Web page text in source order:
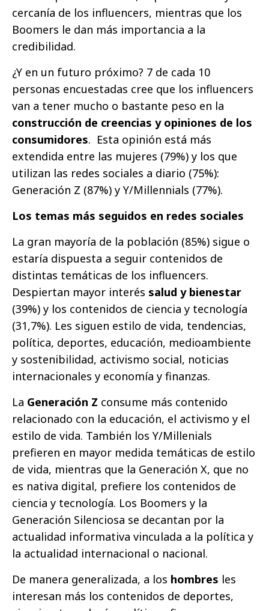
cercanía de los influencers, mientras que los
Boomers le dan más importancia a la
credibilidad.
¿Y en un futuro próximo? 7 de cada 10
personas encuestadas cree que los influencers
van a tener mucho o bastante peso en la
construcción de creencias y opiniones de los
consumidores. Esta opinión está más
extendida entre las mujeres (79%) y los que
utilizan las redes sociales a diario (75%):
Generación Z (87%) y Y/Millennials (77%).
Los temas más seguidos en redes sociales
La gran mayoría de la población (85%) sigue o
estaría dispuesta a seguir contenidos de
distintas temáticas de los influencers.
Despiertan mayor interés salud y bienestar
(39%) y los contenidos de ciencia y tecnología
(31,7%). Les siguen estilo de vida, tendencias,
política, deportes, educación, medioambiente
y sostenibilidad, activismo social, noticias
internacionales y economía y finanzas.
La Generación Z consume más contenido
relacionado con la educación, el activismo y el
estilo de vida. También los Y/Millenials
prefieren en mayor medida temáticas de estilo
de vida, mientras que la Generación X, que no
es nativa digital, prefiere los contenidos de
ciencia y tecnología. Los Boomers y la
Generación Silenciosa se decantan por la
actualidad informativa vinculada a la política y
la actualidad internacional o nacional.
De manera generalizada, a los hombres les
interesan más los contenidos de deportes,